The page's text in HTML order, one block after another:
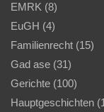
EMRK (8)
EuGH (4)
Familienrecht (15)
Gad ase (31)
Gerichte (100)
Hauptgeschichten